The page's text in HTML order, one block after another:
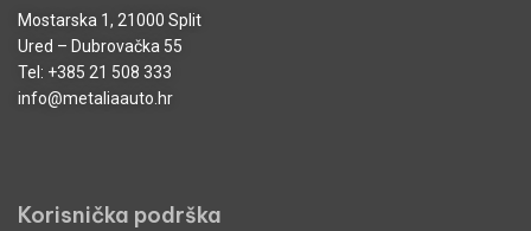
Mostarska 1, 21000 Split
Ured – Dubrovačka 55
Tel: +385 21 508 333
info@metaliaauto.hr
Korisnička podrška